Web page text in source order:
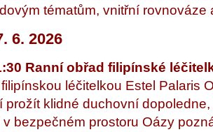
tématům, vnitřní rovnováze
6. 2026
Ranní obřad filipínské
léčitelkou Estel Palaris
prožít klidné duchovní
bezpečném prostoru Oázy